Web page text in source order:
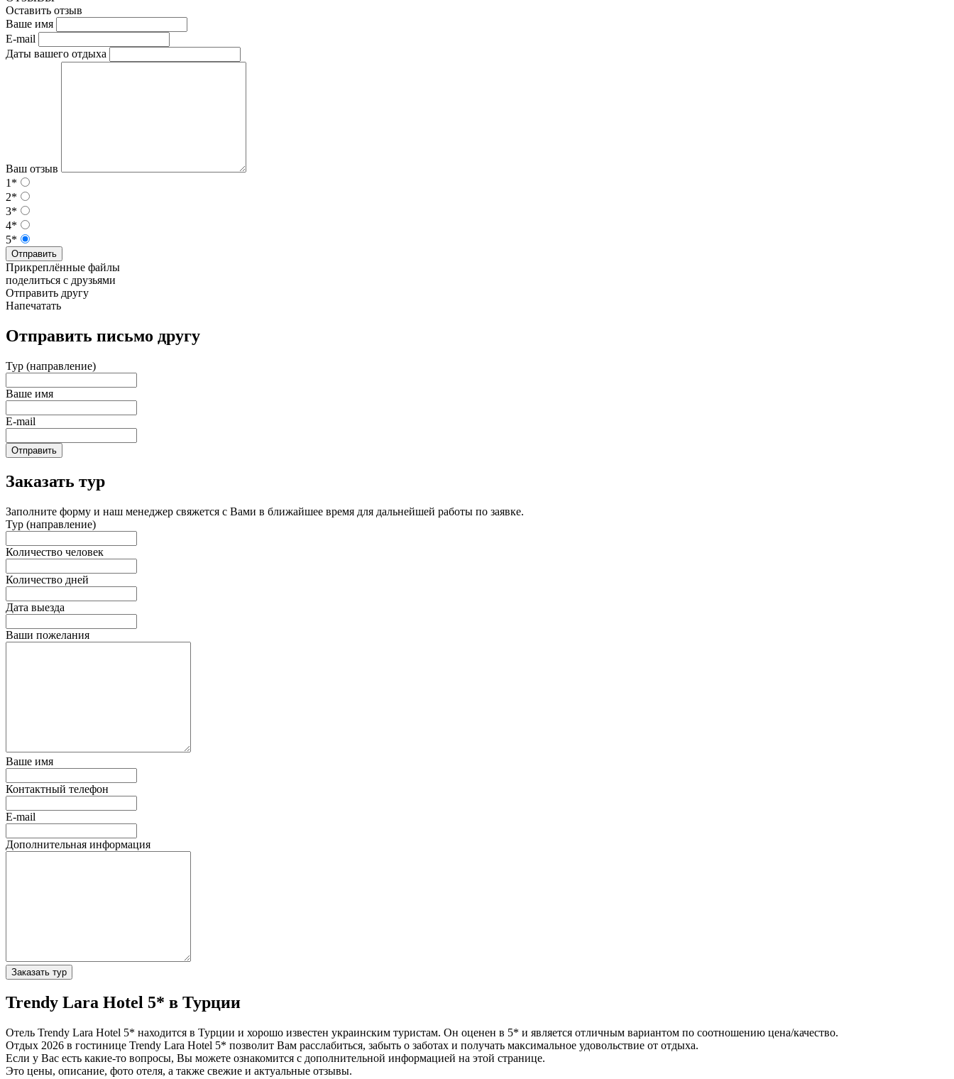
Оставить отзыв
Ваше имя
E-mail
Даты вашего отдыха
Ваш отзыв
1*
2*
3*
4*
5*
Отправить
Прикреплённые файлы
поделиться с друзьями
Отправить другу
Напечатать
Отправить письмо другу
Тур (направление)
Ваше имя
E-mail
Отправить
Заказать тур
Заполните форму и наш менеджер свяжется с Вами в ближайшее время для дальнейшей работы по заявке.
Тур (направление)
Количество человек
Количество дней
Дата выезда
Ваши пожелания
Ваше имя
Контактный телефон
E-mail
Дополнительная информация
Заказать тур
Trendy Lara Hotel 5* в Турции
Отель Trendy Lara Hotel 5* находится в Турции и хорошо известен украинским туристам. Он оценен в 5* и является отличным вариантом по соотношению цена/качество.
Отдых 2026 в гостинице Trendy Lara Hotel 5* позволит Вам расслабиться, забыть о заботах и получать максимальное удовольствие от отдыха.
Если у Вас есть какие-то вопросы, Вы можете ознакомится с дополнительной информацией на этой странице.
Это цены, описание, фото отеля, а также свежие и актуальные отзывы.